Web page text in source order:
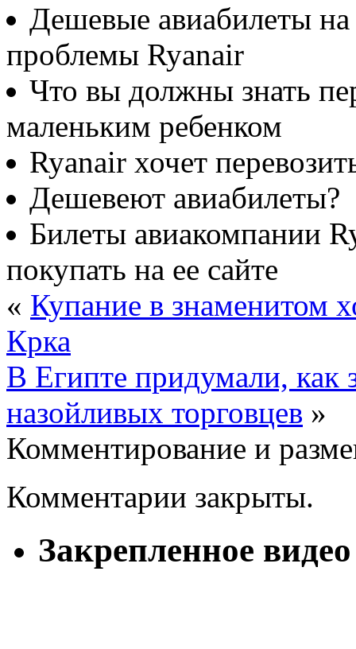
Дешевые авиабилеты на
проблемы Ryanair
Что вы должны знать
маленьким ребенком
Ryanair хочет
Дешевеют авиабилеты?
Билеты авиакомпании
покупать на ее сайте
« Купание в знаменитом
Крка
В Египте придумали, как
назойливых торговцев »
Комментирование и
Комментарии закрыты.
Закрепленное видео